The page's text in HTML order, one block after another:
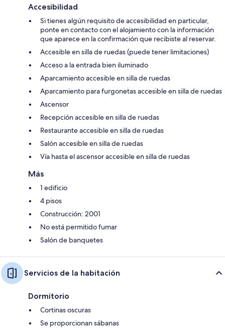
Accesibilidad
Si tienes algún requisito de accesibilidad en particular,
ponte en contacto con el alojamiento con la información
que aparece en la confirmación que recibiste al reservar.
Accesible en silla de ruedas (puede tener limitaciones)
Acceso a la entrada bien iluminado
Aparcamiento accesible en silla de ruedas
Aparcamiento para furgonetas accesible en silla de ruedas
Ascensor
Recepción accesible en silla de ruedas
Restaurante accesible en silla de ruedas
Salón accesible en silla de ruedas
Vía hasta el ascensor accesible en silla de ruedas
Más
1 edificio
4 pisos
Construcción: 2001
No está permitido fumar
Salón de banquetes
Servicios de la habitación
Dormitorio
Cortinas oscuras
Se proporcionan sábanas